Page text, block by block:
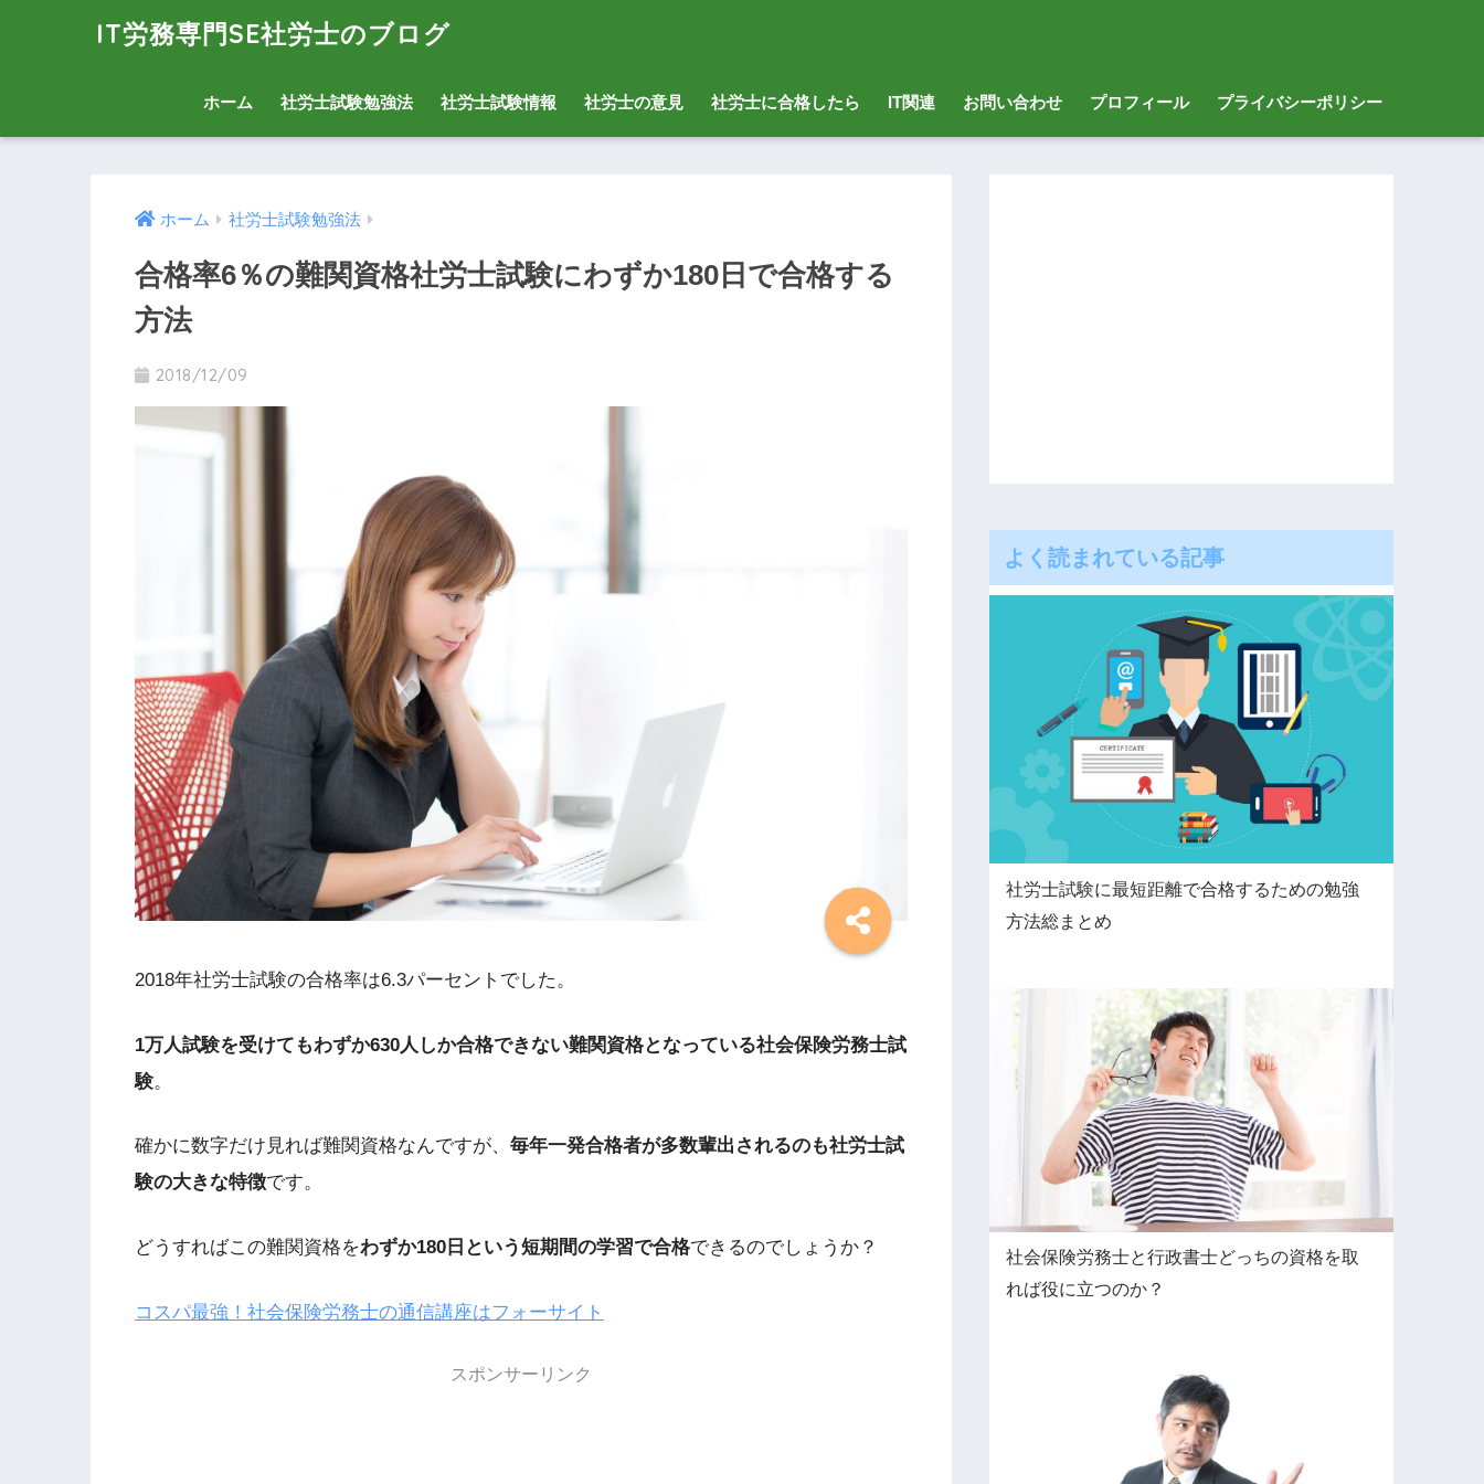
IT労務専門SE社労士のブログ
ホーム 社労士試験勉強法 社労士試験情報 社労士の意見 社労士に合格したら IT関連 お問い合わせ プロフィール プライバシーポリシー
ホーム 社労士試験勉強法
合格率6％の難関資格社労士試験にわずか180日で合格する
方法
2018/12/09
2018年社労士試験の合格率は6.3パーセントでした。
1万人試験を受けてもわずか630人しか合格できない難関資格となっている社会保険労務士試
験。
確かに数字だけ見れば難関資格なんですが、 毎年一発合格者が多数輩出されるのも社労士試
験の大きな特徴です。
どうすればこの難関資格をわずか180日という短期間の学習で合格できるのでしょうか？
コスパ最強！社会保険労務士の通信講座はフォーサイト
スポンサーリンク
よく読まれている記事
社労士試験に最短距離で合格するための勉強
方法総まとめ
社会保険労務士と行政書士どっちの資格を取
れば役に立つのか？